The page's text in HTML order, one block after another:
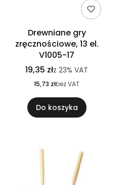
Drewniane gry
zręcznościowe, 13 el.
V1005-17
19,35 złz 23% VAT
15,73 złbez VAT
Do koszyka